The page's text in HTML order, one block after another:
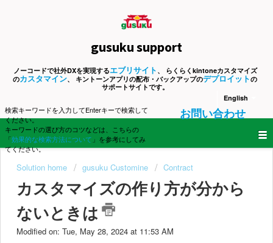
gusuku support
ノーコードで社外DXを実現するエブリサイト 、 らくらくkintoneカスタマイズ
のカスタマイン、 キントーンアプリの配布・バックアップのデプロイットの
サポートサイトです。
English
検索キーワードを入力してEnterキーで検索して
ください。
キーワードの選び方のコツなどは、こちらの
「効果的な検索方法について 」を参考にしてみ
てください。
お問い合わせ
Solution home gusuku Customine Contract
カスタマイズの作り方が分から
ないときは
Modified on: Tue, May 28, 2024 at 11:53 AM